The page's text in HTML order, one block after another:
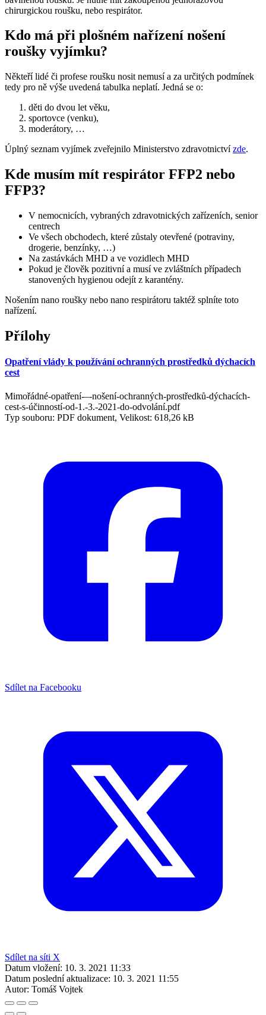
chirurgickou roušku, nebo respirátor.
Kdo má při plošném nařízení nošení
roušky vyjímku?
Někteří lidé či profese roušku nosit nemusí a za určitých podmínek
tedy pro ně výše uvedená tabulka neplatí. Jedná se o:
děti do dvou let věku,
sportovce (venku),
moderátory, …
Úplný seznam vyjímek zveřejnilo Ministerstvo zdravotnictvízde.
Kde musím mít respirátor FFP2 nebo
FFP3?
V nemocnicích, vybraných zdravotnických zařízeních, senior
centrech
Ve všech obchodech, které zůstaly otevřené (potraviny,
drogerie, benzínky, …)
Na zastávkách MHD a ve vozidlech MHD
Pokud je člověk pozitivní a musí ve zvláštních případech
stanovených hygienou odejít z karantény.
Nošením nano roušky nebo nano respirátoru taktéž splníte toto
nařízení.
Přílohy
Opatření vlády k používání ochranných prostředků dýchacích
cest
Mimořádné-opatření-–-nošení-ochranných-prostředků-dýchacích-
cest-s-účinností-od-1.-3.-2021-do-odvolání.pdf
Typ souboru: PDF dokument, Velikost: 618,26 kB
Sdílet na Facebooku
Sdílet na síti X
Datum vložení: 10. 3. 2021 11:33
Datum poslední aktualizace: 10. 3. 2021 11:55
Autor: Tomáš Vojtek